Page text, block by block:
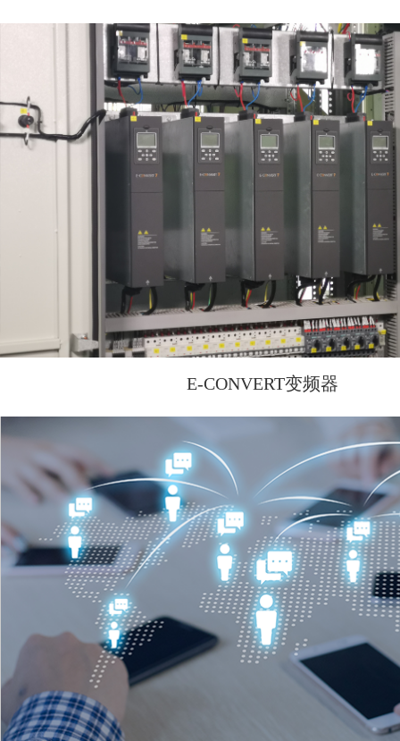
E-CONVERT变频器
作为人机一体化智能系统，智能制造正成为第四次
引擎，推动传统制造向柔性化、智能化方向
GA黄金甲南方自动化依托自身强大
力和市场拓展能力，进军智能制造领域，为客户提
化解决方案，已成为国内智能制造领域的领
more
依托强大的上下游产业链整合能力，运用ERP等先
深入贯彻科学的5S管理理念，实现电气设备成套
无死角管控，为您提供从设计、生产、调试到运维
备成套解决方案。
more